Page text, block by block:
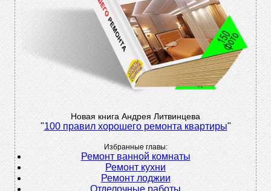
Новая книга Андрея Литвинцева
"100 правил хорошего ремонта квартиры"
Избранные главы:
Ремонт ванной комнаты
Ремонт кухни
Ремонт лоджии
Отделочные работы